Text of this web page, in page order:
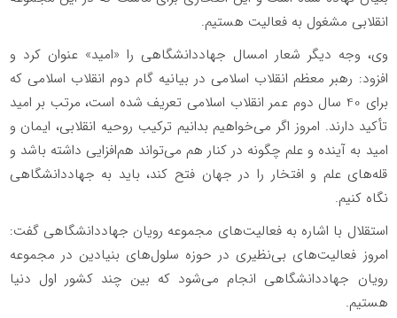
انقلابی مشغول به فعالیت هستیم.
وی، وجه دیگر شعار امسال جهاددانشگاهی را «امید» عنوان کرد و
افزود: رهبر معظم انقلاب اسلامی در بیانیه گام دوم انقلاب اسلامی که
برای 40 سال دوم عمر انقلاب اسلامی تعریف شده است، مرتب بر امید
تأکید دارند. امروز اگر می‌خواهیم بدانیم ترکیب روحیه انقلابی، ایمان و
امید به آینده و علم چگونه در کنار هم می‌تواند هم‌افزایی داشته باشد و
قله‌های علم و افتخار را در جهان فتح کند، باید به جهاددانشگاهی
نگاه کنیم.
استقلال با اشاره به فعالیت‌های مجموعه رویان جهاددانشگاهی گفت:
امروز فعالیت‌های بی‌نظیری در حوزه سلول‌های بنیادین در مجموعه
رویان جهاددانشگاهی انجام می‌شود که بین چند کشور اول دنیا
هستیم.